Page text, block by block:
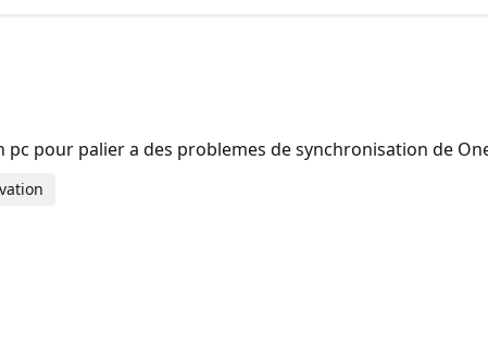
pour palier a des problemes de synchronisation de